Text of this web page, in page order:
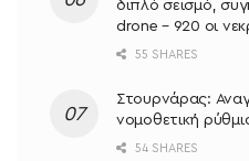
διπλό σεισμό,
drone – 920 οι
55 SHARES
Στουρνάρας:
νομοθετική
54 SHARES